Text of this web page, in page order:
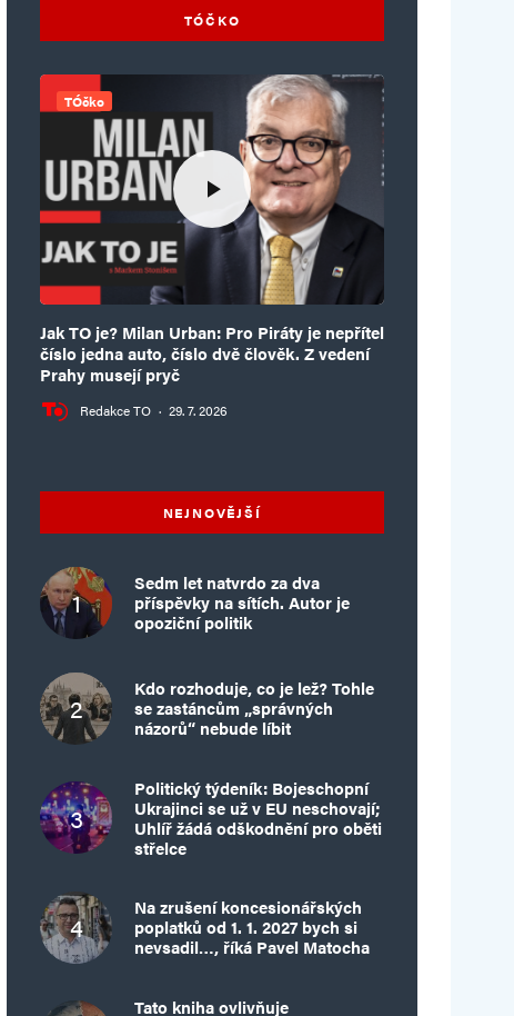
TÓČKO
TÓčko
Jak TO je? Milan Urban: Pro Piráty je nepřítel
číslo jedna auto, číslo dvě člověk. Z vedení
Prahy musejí pryč
Redakce TO · 29. 7. 2026
NEJNOVĚJŠÍ
Sedm let natvrdo za dva
příspěvky na sítích. Autor je
opoziční politik
Kdo rozhoduje, co je lež? Tohle
se zastáncům „správných
názorů“ nebude líbit
Politický týdeník: Bojeschopní
Ukrajinci se už v EU neschovají;
Uhlíř žádá odškodnění pro oběti
střelce
Na zrušení koncesionářských
poplatků od 1. 1. 2027 bych si
nevsadil…, říká Pavel Matocha
Tato kniha ovlivňuje